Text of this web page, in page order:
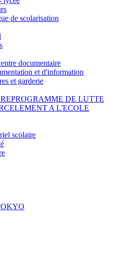
de scolarisation
documentaire
et d'information
et garderie
PROGRAMME DE LUTTE
A L'ECOLE
scolaire